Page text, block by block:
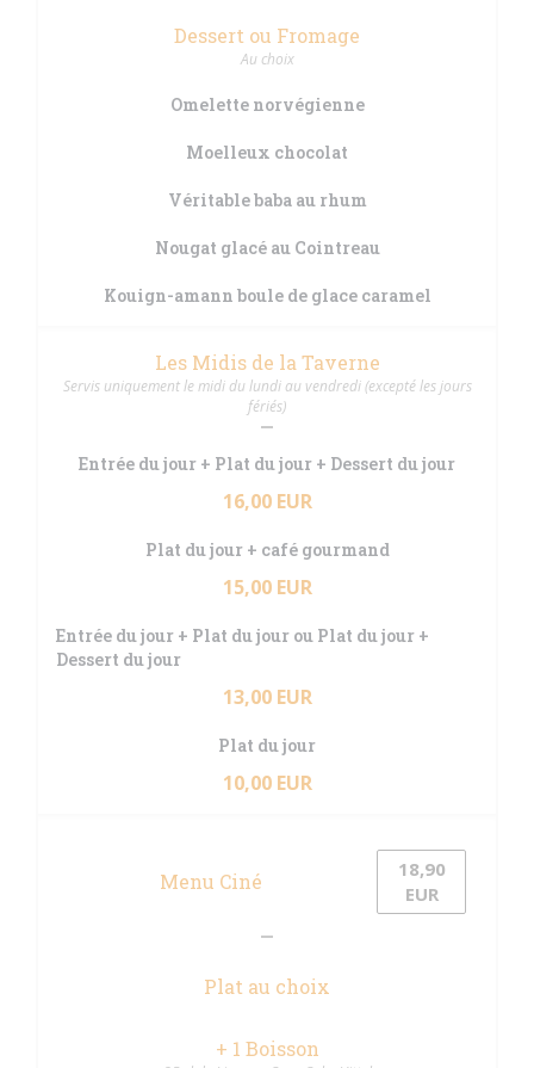
Dessert ou Fromage
Au choix
Omelette norvégienne
Moelleux chocolat
Véritable baba au rhum
Nougat glacé au Cointreau
Kouign-amann boule de glace caramel
Les Midis de la Taverne
Servis uniquement le midi du lundi au vendredi (excepté les jours
fériés)
Entrée du jour + Plat du jour + Dessert du jour
16,00 EUR
Plat du jour + café gourmand
15,00 EUR
Entrée du jour + Plat du jour ou Plat du jour +
Dessert du jour
13,00 EUR
Plat du jour
10,00 EUR
Menu Ciné
18,90
EUR
Plat au choix
+ 1 Boisson